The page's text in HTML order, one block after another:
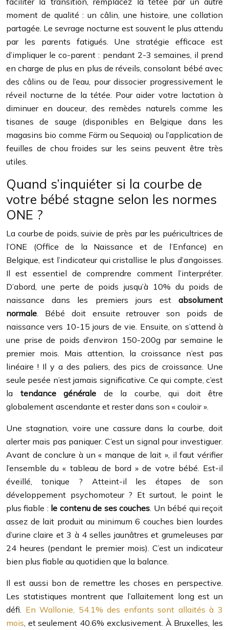
moment de qualité : un câlin, une histoire, une collation
partagée. Le sevrage nocturne est souvent le plus attendu
par les parents fatigués. Une stratégie efficace est
d’impliquer le co-parent : pendant 2-3 semaines, il prend
en charge de plus en plus de réveils, consolant bébé avec
des câlins ou de l’eau, pour dissocier progressivement le
réveil nocturne de la tétée. Pour aider votre lactation à
diminuer en douceur, des remèdes naturels comme les
tisanes de sauge (disponibles en Belgique dans les
magasins bio comme Färm ou Sequoia) ou l’application de
feuilles de chou froides sur les seins peuvent être très
utiles.
Quand s’inquiéter si la courbe de
votre bébé stagne selon les normes
ONE ?
La courbe de poids, suivie de près par les puéricultrices de
l’ONE (Office de la Naissance et de l’Enfance) en
Belgique, est l’indicateur qui cristallise le plus d’angoisses.
Il est essentiel de comprendre comment l’interpréter.
D’abord, une perte de poids jusqu’à 10% du poids de
naissance dans les premiers jours est absolument
normale . Bébé doit ensuite retrouver son poids de
naissance vers 10-15 jours de vie. Ensuite, on s’attend à
une prise de poids d’environ 150-200g par semaine le
premier mois. Mais attention, la croissance n’est pas
linéaire ! Il y a des paliers, des pics de croissance. Une
seule pesée n’est jamais significative. Ce qui compte, c’est
la tendance générale de la courbe, qui doit être
globalement ascendante et rester dans son « couloir ».
Une stagnation, voire une cassure dans la courbe, doit
alerter mais pas paniquer. C’est un signal pour investiguer.
Avant de conclure à un « manque de lait », il faut vérifier
l’ensemble du « tableau de bord » de votre bébé. Est-il
éveillé, tonique ? Atteint-il les étapes de son
développement psychomoteur ? Et surtout, le point le
plus fiable : le contenu de ses couches . Un bébé qui reçoit
assez de lait produit au minimum 6 couches bien lourdes
d’urine claire et 3 à 4 selles jaunâtres et grumeleuses par
24 heures (pendant le premier mois). C’est un indicateur
bien plus fiable au quotidien que la balance.
Il est aussi bon de remettre les choses en perspective.
Les statistiques montrent que l’allaitement long est un
défi. En Wallonie, 54.1% des enfants sont allaités à 3
mois , et seulement 40.6% exclusivement. À Bruxelles, les